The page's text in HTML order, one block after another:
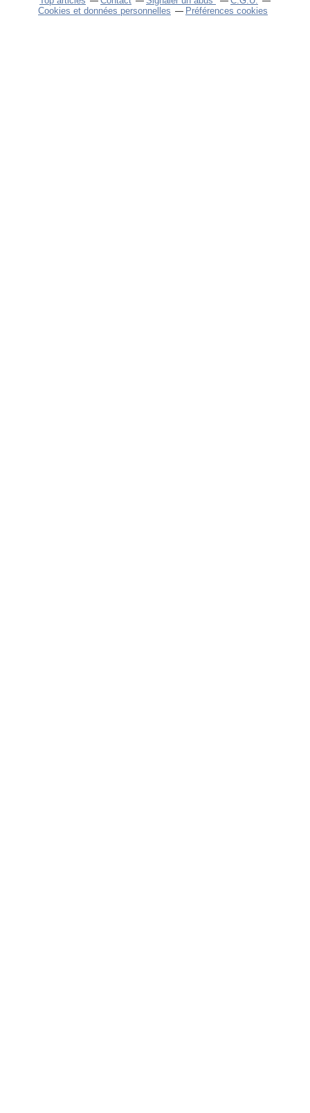
Cookies et données personnelles
Préférences cookies